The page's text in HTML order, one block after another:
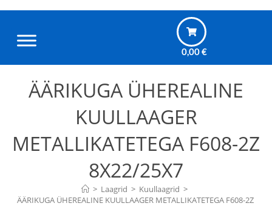
0,00€
ÄÄRIKUGA ÜHEREALINE
KUULLAAGER
METALLIKATETEGA F608-2Z
8X22/25X7
> Laagrid > Kuullaagrid >
ÄÄRIKUGA ÜHEREALINE KUULLAAGER METALLIKATETEGA F608-2Z